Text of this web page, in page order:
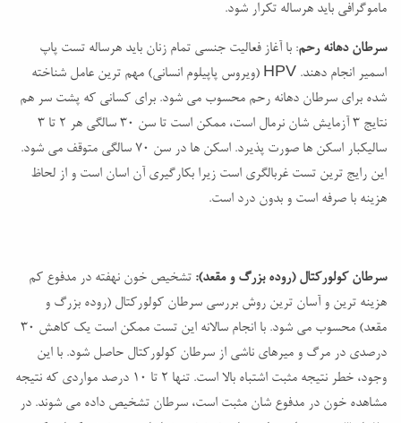
ماموگرافی باید هرساله تکرار شود.
سرطان دهانه رحم: با آغاز فعالیت جنسی تمام زنان باید هرساله تست پاپ
اسمیر انجام دهند. HPV (ویروس پاپیلوم انسانی) مهم ترین عامل شناخته
شده برای سرطان دهانه رحم محسوب می شود. برای کسانی که پشت سر هم
نتایج 3 آزمایش شان نرمال است، ممکن است تا سن 30 سالگی هر 2 تا 3
سالیکبار اسکن ها صورت پذیرد. اسکن ها در سن 70 سالگی متوقف می شود.
این رایج ترین تست غربالگری است زیرا بکارگیری آن اسان است و از لحاظ
هزینه با صرفه است و بدون درد است.
سرطان کولورکتال (روده بزرگ و مقعد): تشخیص خون نهفته در مدفوع کم
هزینه ترین و آسان ترین روش بررسی سرطان کولورکتال (روده بزرگ و
مقعد) محسوب می شود. با انجام سالانه این تست ممکن است یک کاهش 30
درصدی در مرگ و میرهای ناشی از سرطان کولورکتال حاصل شود. با این
وجود، خطر نتیجه مثبت اشتباه بالا است. تنها 2 تا 10 درصد مواردی که نتیجه
مشاهده خون در مدفوع شان مثبت است، سرطان تشخیص داده می شوند. در